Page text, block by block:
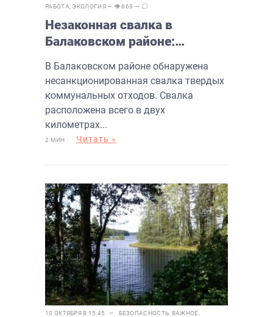
РАБОТА ЭКОЛОГИЯ— 👁 669 —
Незаконная свалка в
Балаковском районе:
ответственность за
ликвидацию
В Балаковском районе обнаружена
несанкционированная свалка твердых
коммунальных отходов. Свалка
расположена всего в двух
километрах...
2 МИН Читать »
10 ОКТЯБРЯ В 15:45 — БЕЗОПАСНОСТЬ ВАЖНОЕ